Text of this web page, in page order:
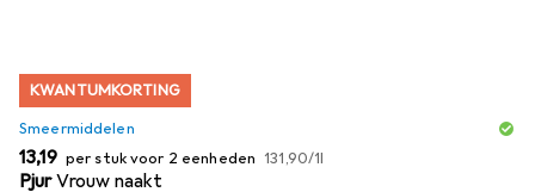
KWANTUMKORTING
Smeermiddelen
EUR
13,19 per stuk voor 2 eenheden EUR
131,90/1l
PjurVrouw naakt